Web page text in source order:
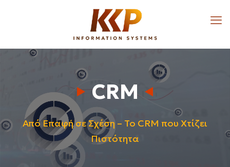
CRM
Από Επαφή σε Σχέση – Το CRM που Χτίζει
Πιστότητα